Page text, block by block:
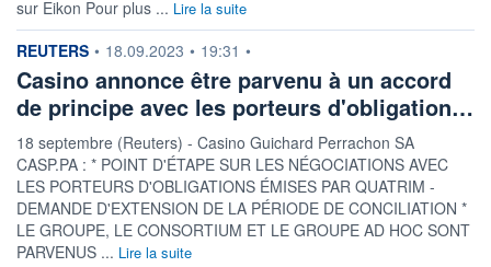
sur Eikon Pour plus ... Lire la suite
information fournie par
REUTERS • 18.09.2023 • 19:31 •
Casino annonce être parvenu à un accord
de principe avec les porteurs d'obligation…
18 septembre (Reuters) - Casino Guichard Perrachon SA
CASP.PA : * POINT D'ÉTAPE SUR LES NÉGOCIATIONS AVEC
LES PORTEURS D'OBLIGATIONS ÉMISES PAR QUATRIM -
DEMANDE D'EXTENSION DE LA PÉRIODE DE CONCILIATION *
LE GROUPE, LE CONSORTIUM ET LE GROUPE AD HOC SONT
PARVENUS ... Lire la suite